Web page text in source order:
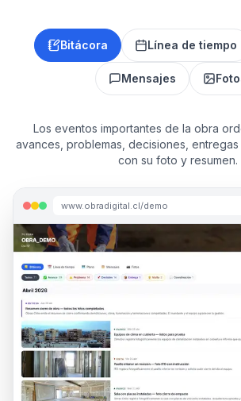
Bitácora Línea de tiempo
Mensajes
Los eventos importantes de la obra
avances, problemas, decisiones, entregas
con su foto y resumen.
www.obradigital.cl/demo